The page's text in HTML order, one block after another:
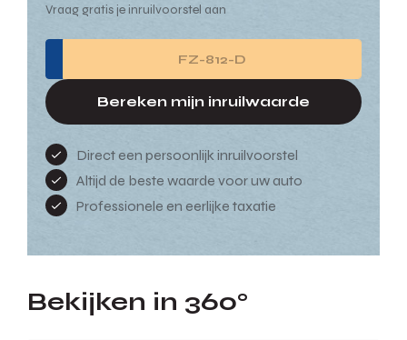
Vraag gratis je inruilvoorstel aan
Bereken mijn inruilwaarde
Direct een persoonlijk inruilvoorstel
Altijd de beste waarde voor uw auto
Professionele en eerlijke taxatie
Bekijken in 360°